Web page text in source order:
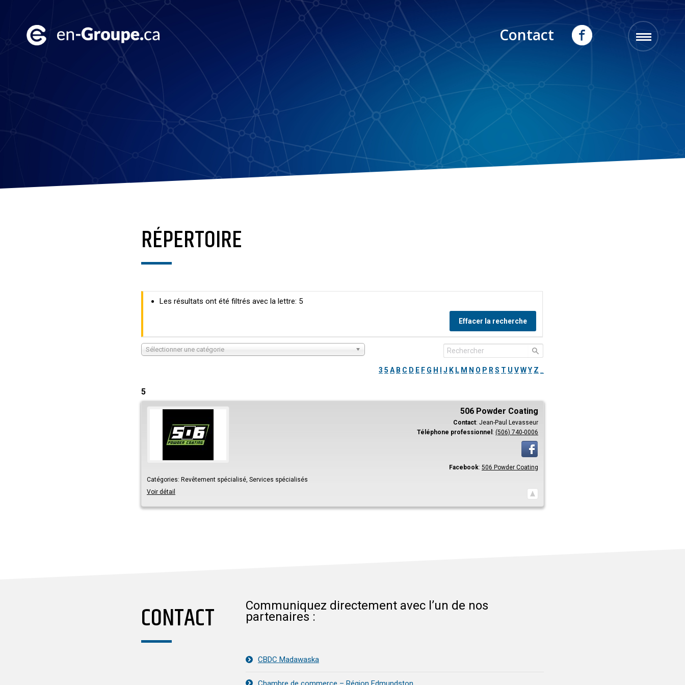
Contact
RÉPERTOIRE
Les résultats ont été filtrés avec la lettre: 5
Effacer la recherche
Sélectionner une catégorie
3 5 A B C D E F G H J K L M N O P R S T U VWY Z
5
506 Powder Coating
Contact: Jean-Paul Levasseur
Téléphone professionnel : (506) 740-0006
Facebook: 506 Powder Coating
Catégories: Revêtement spécialisé, Services spécialisés
Voir détail
CONTACT Communiquez directement avec l’un de nos
partenaires :
CBDC Madawaska